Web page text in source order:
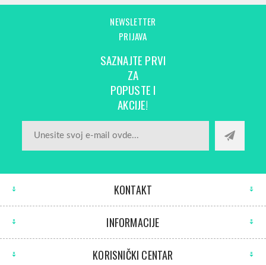
NEWSLETTER
PRIJAVA
SAZNAJTE PRVI
ZA
POPUSTE I
AKCIJE!
KONTAKT
INFORMACIJE
KORISNIČKI CENTAR